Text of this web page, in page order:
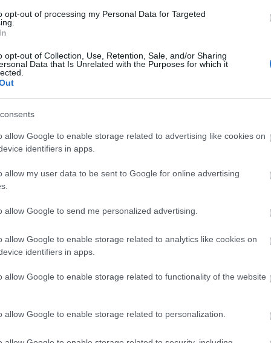
opt-out of processing my Personal Data for Targeted
opt-out of Collection, Use, Retention, Sale, and/or Sharing
Data that Is Unrelated with the Purposes for which it
allow Google to enable storage related to advertising like cookies on
identifiers in apps.
allow my user data to be sent to Google for online advertising
allow Google to send me personalized advertising.
allow Google to enable storage related to analytics like cookies on
identifiers in apps.
allow Google to enable storage related to functionality of the website
allow Google to enable storage related to personalization.
dolog New Yorkban. A Columbus
az egyik pillanatban még
ömlenek az autók és a tömegek
az első lombkoronák és onnantól jön a
városban, de a Central Park nélkül New
lenne. A 21. századra már kevés terület
világ nagyvárosai közt, de ilyen
semmi másnak. Pár lépés alatt beránt
hogy meglásd az első mókust.